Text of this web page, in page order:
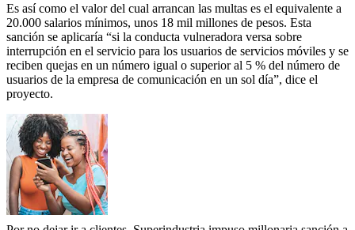
Es así como el valor del cual arrancan las multas es el equivalente a
20.000 salarios mínimos, unos 18 mil millones de pesos. Esta
sanción se aplicaría “si la conducta vulneradora versa sobre
interrupción en el servicio para los usuarios de servicios móviles y se
reciben quejas en un número igual o superior al 5 % del número de
usuarios de la empresa de comunicación en un sol día”, dice el
proyecto.